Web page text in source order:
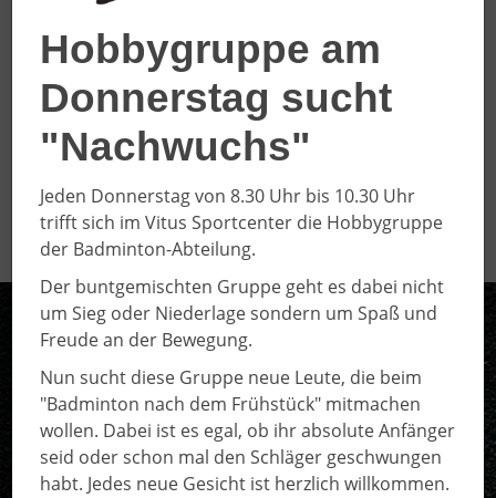
ALLE ERGEBNISSE
Hobbygruppe am
Donnerstag sucht
"Nachwuchs"
Jeden Donnerstag von 8.30 Uhr bis 10.30 Uhr
trifft sich im Vitus Sportcenter die Hobbygruppe
der Badminton-Abteilung.
Der buntgemischten Gruppe geht es dabei nicht
um Sieg oder Niederlage sondern um Spaß und
Freude an der Bewegung.
Nun sucht diese Gruppe neue Leute, die beim
"Badminton nach dem Frühstück" mitmachen
wollen. Dabei ist es egal, ob ihr absolute Anfänger
seid oder schon mal den Schläger geschwungen
habt. Jedes neue Gesicht ist herzlich willkommen.